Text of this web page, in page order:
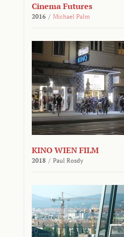
Cinema Futures
2016 / Michael Palm
KINO WIEN FILM
2018 / Paul Rosdy